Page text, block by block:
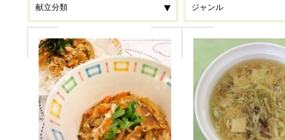
食材
栄養素 カルシウム 鉄分
季節・行事食 夏 秋
郷土料理